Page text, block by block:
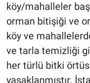
köy/mahalleler
orman bitişiği ve
köy ve
ve tarla temizliği
her türlü bitki
yasaklanmıştır.